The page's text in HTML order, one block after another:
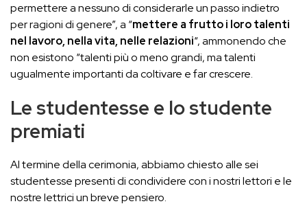
permettere a nessuno di considerarle un passo indietro
per ragioni di genere”, a “mettere a frutto i loro talenti
nel lavoro, nella vita, nelle relazioni“, ammonendo che
non esistono “talenti più o meno grandi, ma talenti
ugualmente importanti da coltivare e far crescere.
Le studentesse e lo studente
premiati
Al termine della cerimonia, abbiamo chiesto alle sei
studentesse presenti di condividere con i nostri lettori e le
nostre lettrici un breve pensiero.